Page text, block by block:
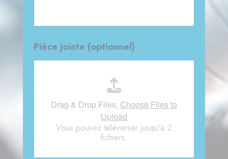
Pièce jointe (optionnel)
Drag & Drop Files, Choose Files to
Upload
Vous pouvez téléverser jusqu’à 2
fichiers.